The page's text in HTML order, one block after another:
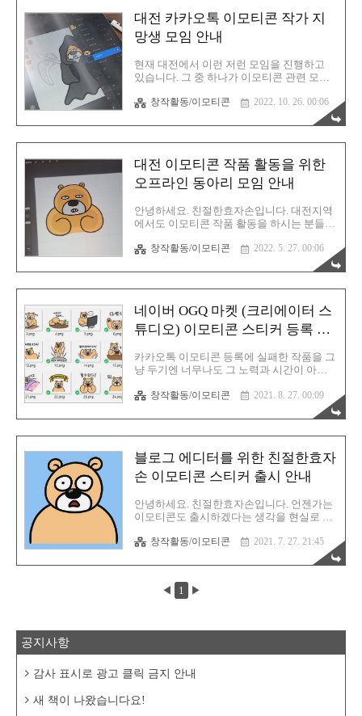
뭔가 직접 그린 이모티콘을 하나쯤은 갖고
싶다는 마음이 강하게 생겨서 활동하게된 모
임 중 하나입니다. 사실 이 모임은 제가 만든
건 아니고 초창기에 당근 커뮤니티의 글을
보고 활동을 시작하게 된건데 어느덧 인원이
10명이 넘었습니다. 처음에는 모임장님과 저
뿐이었습니다. 모임 후기 이모티콘 모임은
말그대로 이모티콘 작가를 꿈꾸는 분들이 모
여 작품 활동을 하는 모임입니다. 현재..
대전 카카오톡 이모티콘 작가 지
망생 모임 안내
현재 대전에서 이런 저런 모임을 진행하고
있습니다. 그 중 하나가 이모티콘 관련 모임
이모티콘 관련 작품을 올려서 작가로 활동하
고자 하는 분들을 위한 모입니다. 현재 저는
한 번 떨어졌습니다. 카카오톡 이모티콘에
출품했는데 낙방하고 말았습니다. 이후에 두
현재 작업중인 것 중 하나입니다. 컨샙은 뭔
가 분노 상태에 접어들었을 때 사용하기 좋
은 이모티콘입니다. 즉 현재 감정 표출에 용
이한 이모티콘인거죠. 이게 문제가... 후반으
로 갈 수록 앞에 그렸던 그림체와의 괴리감
이라고 해야하나요? 이 부분은 일단 다 완성
하고 난 이후에 수정하는것이 좋다는 자홍님
의 말씀을 듣고 일단 32개를 다 그려내려고
노력 중입니다. 자홍님 이모..
창작활동/이모티콘 2022. 10. 26. 00:06
대전 이모티콘 작품 활동을 위한
오프라인 동아리 모임 안내
안녕하세요. 친절한효자손입니다. 대전지역
에서도 이모티콘 작품 활동을 하시는 분들이
서 작업이 잘 안 되더라구요. 자꾸 딴짓하는
시간도 많아지게 되고 말입니다. 하루는 그
냥 날을 확실히 비워두고 아침 일찍 아이패
드 하나만 들고 카페로 무작정 나갔던적이
요. 그리고 뿌듯했죠. 오늘 하루를 알차게 보
냈다는 사실이 무척이나 자랑스럽게 느껴졌
습니다. 이런 날을 자주 만들어야 하는데 생
각보다 게으른 저는 자주 밖을 나가지 못하
게 됩니다. 그러다가 문득 생각한 것입니다.
차라리 모임 활동을 통해 반 강제적으로 몸
뚱이를 밖으로 내보내게 하면 뭐라도 작업하
지 않을까 하구요. 실제로 그림 모임도 하나
운영하고 있는데 그렇게해서 효과를 톡톡..
창작활동/이모티콘 2022. 5. 27. 00:06
네이버 OGQ 마켓 (크리에이터 스
튜디오) 이모티콘 스티커 등록 방
카카오톡 이모티콘 등록에 실패한 작품을 그
냥 두기엔 너무나도 그 노력과 시간이 아까
Open Global Question의 약자입니다. 회사인
데 원래는 이모티콘을 제작하던 업체였다고
하는군요. 이 회사를 네이버에서 등용한 것
이지요. 아무튼 OGQ 크리에이터 스튜디오에
어 작가분들부터 프로분들까지 다양한 능력
자분들이 살아숨쉬는 공간입니다.
https://ogqmarket.naver.com/ 소셜 크리에이
터 플랫폼 - 네이버 OGQ마켓 2.0 스티커, 이
미지, 음원, 컬러링시트 등 크리에이터의 다
양한 디지털 콘텐츠들을 만나보세요.
ogqmarket.naver.com 네이버 OGQ 마켓은 이
런 공간입니다. 한번 직접 방문하시어..
창작활동/이모티콘 2021. 8. 27. 00:09
블로그 에디터를 위한 친절한효자
손 이모티콘 스티커 출시 안내
안녕하세요. 친절한효자손입니다. 언젠가는
이모티콘도 출시하겠다는 생각을 현실로 만
티콘이 드디어 승인을 받았습니다. 심사는
대략 이주 정도 걸렸습니다. 반신반의했는데
다행히 승인을 해주네요. 너무 기쁩니다. 본
이모티콘의 사용 용도는 블로그 운영입니다.
블로거 분들께서 사용하시면 요긴하게 쓸 수
습니다. 다음에 만들 이모티콘은 일반인까지
주셔도 좋습니다. 이모티콘 미리보기 처음
도전하는 분야여서 움직이지 않는 고정형 이
고난이도의 작업입니다. 한 프레임을 하나
창작활동/이모티콘 2021. 7. 27. 21:45
◀ 1 ▶
공지사항
감사 표시로 광고 클릭 금지 안내
새 책이 나왔습니다요!